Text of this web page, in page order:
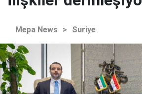
Mepa News > Suriye